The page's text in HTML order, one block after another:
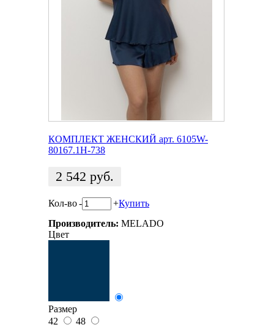
КОМПЛЕКТ ЖЕНСКИЙ арт. 6105W-
80167.1H-738
2 542 руб.
Кол-во- +Купить
Производитель: MELADO
Цвет
Размер
42
48